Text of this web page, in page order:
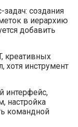
создания
в иерархию
добавить
креативных
хотя инструмент
интерфейс,
настройка
командной